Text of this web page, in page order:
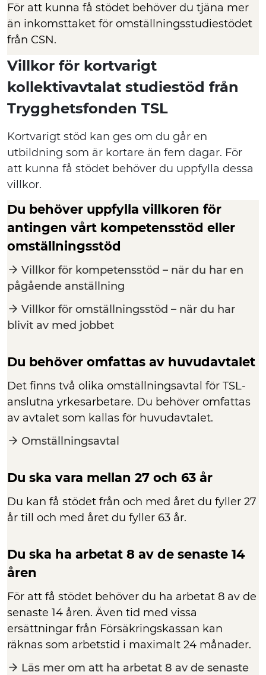
För att kunna få stödet behöver du tjäna mer
än inkomsttaket för omställningsstudiestödet
från CSN.
Villkor för kortvarigt
kollektivavtalat studiestöd från
Trygghetsfonden TSL
Kortvarigt stöd kan ges om du går en
utbildning som är kortare än fem dagar. För
att kunna få stödet behöver du uppfylla dessa
villkor.
Du behöver uppfylla villkoren för
antingen vårt kompetensstöd eller
omställningsstöd
Villkor för kompetensstöd – när du har en
pågående anställning
Villkor för omställningsstöd – när du har
blivit av med jobbet
Du behöver omfattas av huvudavtalet
Det finns två olika omställningsavtal för TSL-
anslutna yrkesarbetare. Du behöver omfattas
av avtalet som kallas för huvudavtalet.
Omställningsavtal
Du ska vara mellan 27 och 63 år
Du kan få stödet från och med året du fyller 27
år till och med året du fyller 63 år.
Du ska ha arbetat 8 av de senaste 14
åren
För att få stödet behöver du ha arbetat 8 av de
senaste 14 åren. Även tid med vissa
ersättningar från Försäkringskassan kan
räknas som arbetstid i maximalt 24 månader.
Läs mer om att ha arbetat 8 av de senaste